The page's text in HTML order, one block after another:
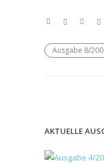
Ausgabe 8/
AKTUELLE